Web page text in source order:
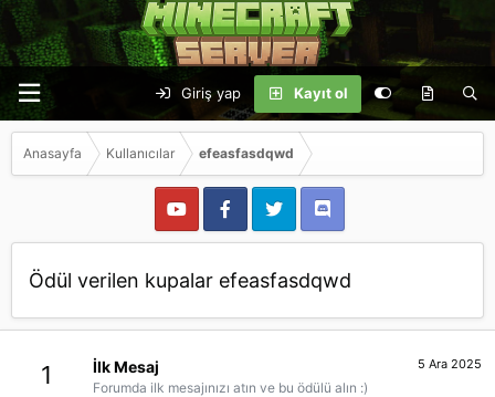
Giriş yap Kayıt ol
Anasayfa Kullanıcılar efeasfasdqwd
Ödül verilen kupalar efeasfasdqwd
1 5 Ara 2025
İlk Mesaj
Forumda ilk mesajınızı atın ve bu ödülü alın :)